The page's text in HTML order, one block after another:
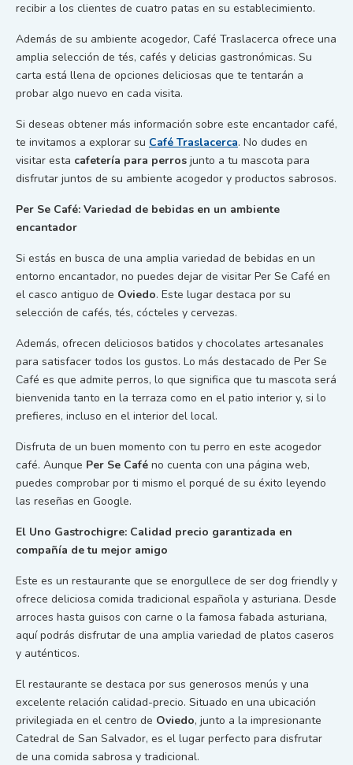
recibir a los clientes de cuatro patas en su establecimiento.
Además de su ambiente acogedor, Café Traslacerca ofrece una
amplia selección de tés, cafés y delicias gastronómicas. Su
carta está llena de opciones deliciosas que te tentarán a
probar algo nuevo en cada visita.
Si deseas obtener más información sobre este encantador café,
te invitamos a explorar su Café Traslacerca. No dudes en
visitar esta cafetería para perros junto a tu mascota para
disfrutar juntos de su ambiente acogedor y productos sabrosos.
Per Se Café: Variedad de bebidas en un ambiente
encantador
Si estás en busca de una amplia variedad de bebidas en un
entorno encantador, no puedes dejar de visitar Per Se Café en
el casco antiguo de Oviedo. Este lugar destaca por su
selección de cafés, tés, cócteles y cervezas.
Además, ofrecen deliciosos batidos y chocolates artesanales
para satisfacer todos los gustos. Lo más destacado de Per Se
Café es que admite perros, lo que significa que tu mascota será
bienvenida tanto en la terraza como en el patio interior y, si lo
prefieres, incluso en el interior del local.
Disfruta de un buen momento con tu perro en este acogedor
café. Aunque Per Se Café no cuenta con una página web,
puedes comprobar por ti mismo el porqué de su éxito leyendo
las reseñas en Google.
El Uno Gastrochigre: Calidad precio garantizada en
compañía de tu mejor amigo
Este es un restaurante que se enorgullece de ser dog friendly y
ofrece deliciosa comida tradicional española y asturiana. Desde
arroces hasta guisos con carne o la famosa fabada asturiana,
aquí podrás disfrutar de una amplia variedad de platos caseros
y auténticos.
El restaurante se destaca por sus generosos menús y una
excelente relación calidad-precio. Situado en una ubicación
privilegiada en el centro de Oviedo, junto a la impresionante
Catedral de San Salvador, es el lugar perfecto para disfrutar
de una comida sabrosa y tradicional.